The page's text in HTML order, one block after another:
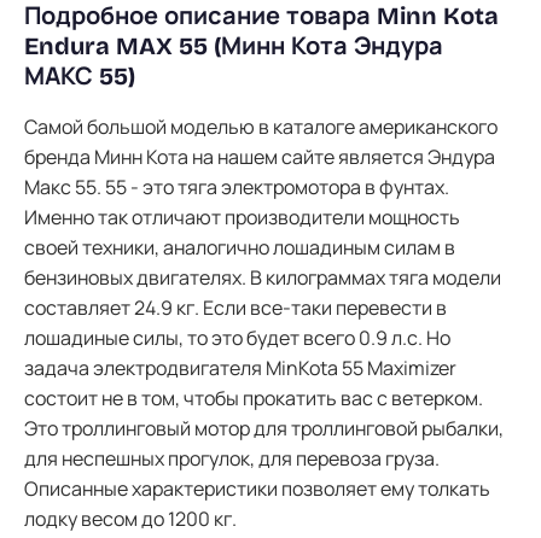
Подробное описание товара Minn Kota
Endura MAX 55 (Минн Кота Эндура
МАКС 55)
Самой большой моделью в каталоге американского
бренда Минн Кота на нашем сайте является Эндура
Макс 55. 55 - это тяга электромотора в фунтах.
Именно так отличают производители мощность
своей техники, аналогично лошадиным силам в
бензиновых двигателях. В килограммах тяга модели
составляет 24.9 кг. Если все-таки перевести в
лошадиные силы, то это будет всего 0.9 л.с. Но
задача электродвигателя MinKota 55 Maximizer
состоит не в том, чтобы прокатить вас с ветерком.
Это троллинговый мотор для троллинговой рыбалки,
для неспешных прогулок, для перевоза груза.
Описанные характеристики позволяет ему толкать
лодку весом до 1200 кг.